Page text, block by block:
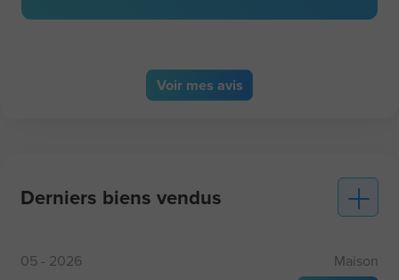
Voir mes avis
Derniers biens vendus
05 - 2026
Maison